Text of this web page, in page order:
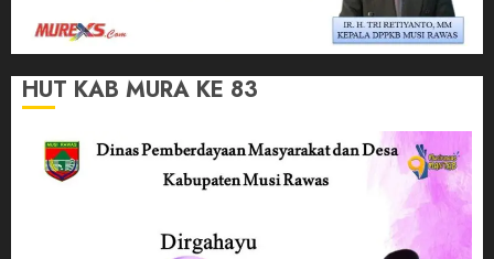
HUT KAB MURA KE 83